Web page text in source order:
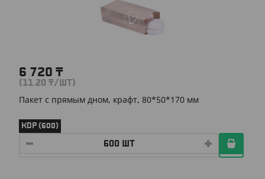
6 720 ₸
(11.20 ₸/ШТ)
Пакет с прямым дном, крафт, 80*50*170 мм
КОР (600)